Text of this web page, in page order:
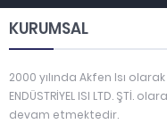
KURUMSAL
2000 yılında Akfen Isı
ENDÜSTRİYEL ISI LTD.
devam etmektedir.